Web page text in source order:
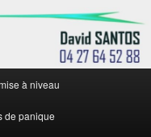
à niveau
de panique